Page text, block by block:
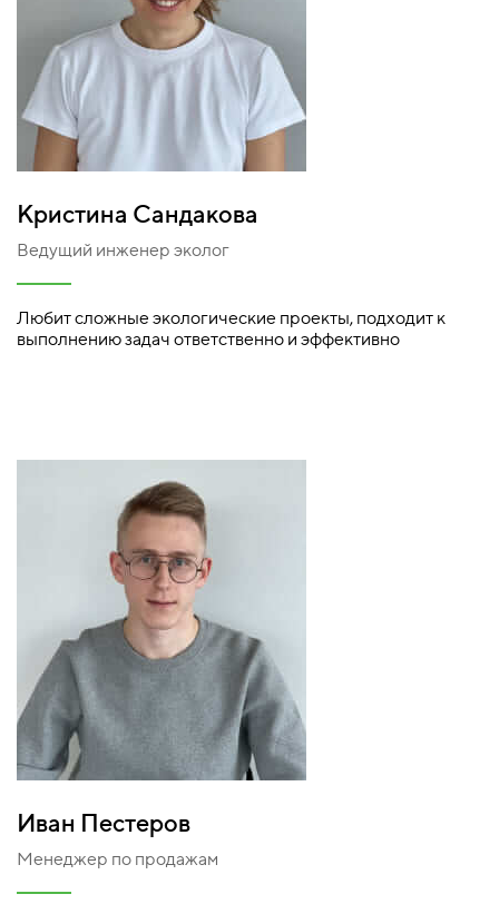
Кристина Сандакова
Ведущий инженер эколог
Любит сложные экологические проекты, подходит к
выполнению задач ответственно и эффективно
Иван Пестеров
Менеджер по продажам